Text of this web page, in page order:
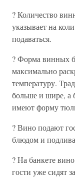
? Количество
указывает на
подаваться.
? Форма винных
максимально
температуру.
больше и шире, а
имеют форму
? Вино подают
блюдом и
? На банкете
гости уже сидят